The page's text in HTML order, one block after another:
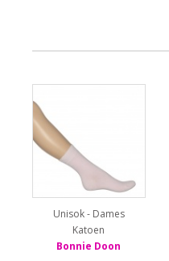
Unisok - Dames
Katoen
Bonnie Doon